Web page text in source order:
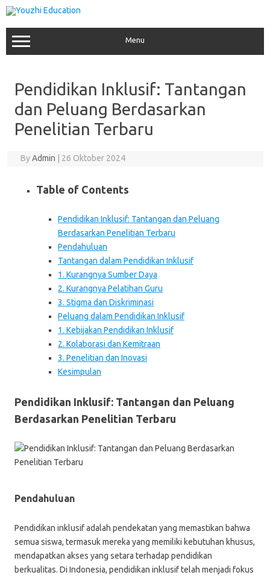
Skip
to
content
Menu
Pendidikan Inklusif: Tantangan
dan Peluang Berdasarkan
Penelitian Terbaru
ByAdmin 26 Oktober 2024
Table of Contents
Pendidikan Inklusif: Tantangan dan Peluang
Berdasarkan Penelitian Terbaru
Pendahuluan
Tantangan dalam Pendidikan Inklusif
1. Kurangnya Sumber Daya
2. Kurangnya Pelatihan Guru
3. Stigma dan Diskriminasi
Peluang dalam Pendidikan Inklusif
1. Kebijakan Pendidikan Inklusif
2. Kolaborasi dan Kemitraan
3. Penelitian dan Inovasi
Kesimpulan
Pendidikan Inklusif: Tantangan dan Peluang
Berdasarkan Penelitian Terbaru
Pendahuluan
Pendidikan inklusif adalah pendekatan yang memastikan bahwa
semua siswa, termasuk mereka yang memiliki kebutuhan khusus,
mendapatkan akses yang setara terhadap pendidikan
berkualitas. Di Indonesia, pendidikan inklusif telah menjadi fokus